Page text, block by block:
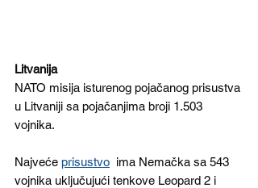
Litvanija
NATO misija isturenog pojačanog prisustva
u Litvaniji sa pojačanjima broji 1.503
vojnika.
Najveće prisustvo
  ima Nemačka sa 543
vojnika uključujući tenkove Leopard 2 i